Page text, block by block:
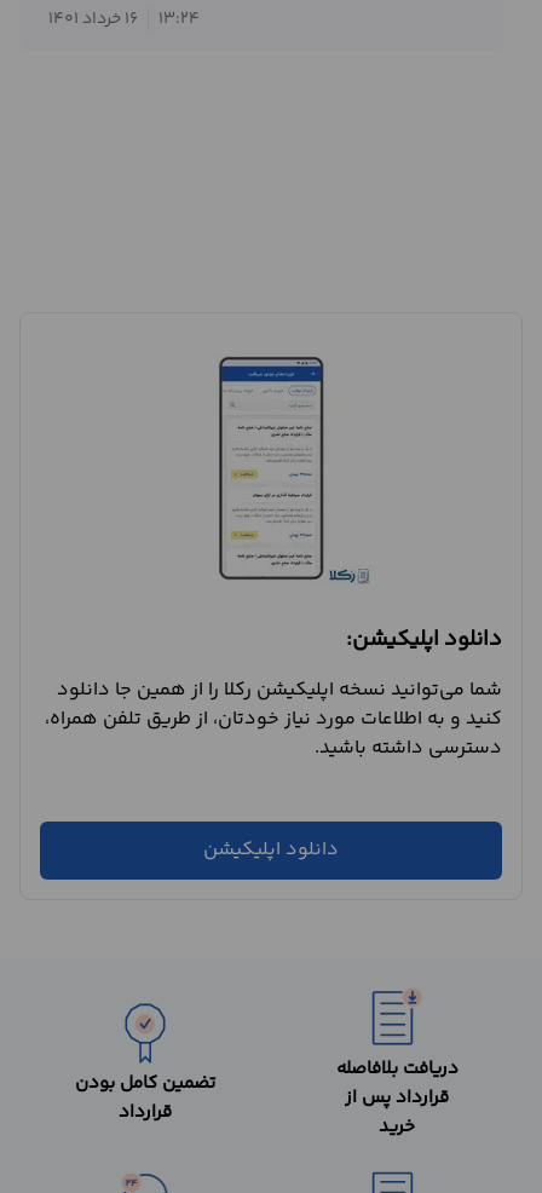
13:24
16 خرداد 1401
دانلود اپلیکیشن:
شما می‌توانید نسخه اپلیکیشن رکلا را از همین جا دانلود
کنید و به اطلاعات مورد نیاز خودتان، از طریق تلفن همراه،
دسترسی داشته باشید.
دانلود اپلیکیشن
دریافت بلافاصله
قرارداد پس از
خرید
تضمین کامل بودن
قرارداد